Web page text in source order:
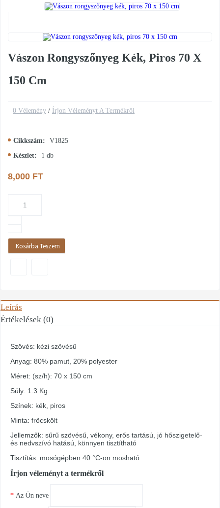
Vászon Rongyszőnyeg Kék, Piros 70 X
150 Cm
0 Vélemény / Írjon Véleményt A Termékről
Cikkszám:
V1825
Készlet:
1 db
8,000 FT
Kosárba Teszem
Leírás
Értékelések (0)
Szövés: kézi szövésű
Anyag: 80% pamut, 20% polyester
Méret: (sz/h): 70 x 150 cm
Súly: 1.3 Kg
Színek: kék, piros
Minta: fröcskölt
Jellemzők: sűrű szövésű, vékony, erős tartású, jó hőszigetelő-
és nedvszívó hatású, könnyen tisztítható
Tisztítás: mosógépben 40 °C-on mosható
Írjon véleményt a termékről
Az Ön neve